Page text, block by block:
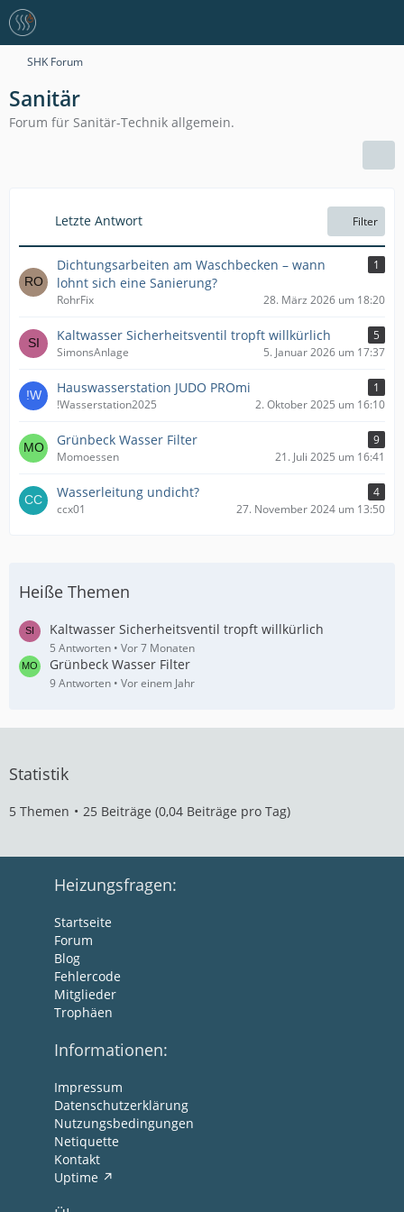
SHK Forum
Sanitär
Forum für Sanitär-Technik allgemein.
Letzte Antwort Filter
Dichtungsarbeiten am Waschbecken – wann
lohnt sich eine Sanierung?
1
RohrFix 28. März 2026 um 18:20
Kaltwasser Sicherheitsventil tropft willkürlich
5
SimonsAnlage
5. Januar 2026 um 17:37
Hauswasserstation JUDO PROmi
1
!Wasserstation2025
2. Oktober 2025 um 16:10
Grünbeck Wasser Filter
9
Momoessen
21. Juli 2025 um 16:41
Wasserleitung undicht?
4
ccx01
27. November 2024 um 13:50
Heiße Themen
Kaltwasser Sicherheitsventil tropft willkürlich
5 Antworten Vor 7 Monaten
Grünbeck Wasser Filter
9 Antworten Vor einem Jahr
Statistik
5 Themen 25 Beiträge (0,04 Beiträge pro Tag)
Heizungsfragen:
Startseite
Forum
Blog
Fehlercode
Mitglieder
Trophäen
Informationen:
Impressum
Datenschutzerklärung
Nutzungsbedingungen
Netiquette
Kontakt
Uptime